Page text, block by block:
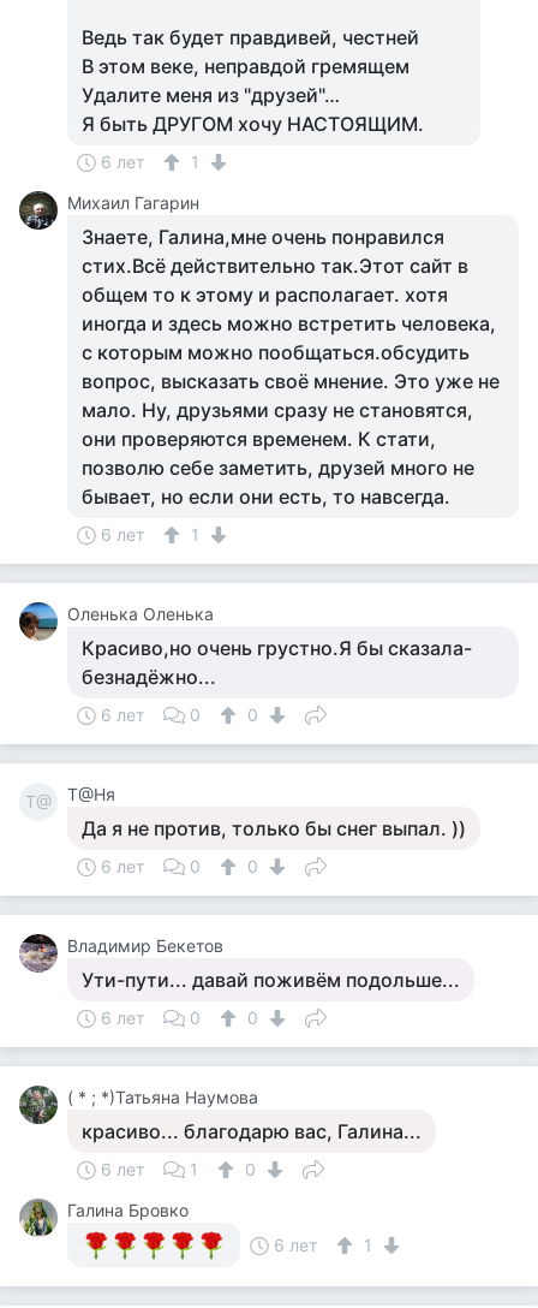
Ведь так будет правдивей, честней
В этом веке, неправдой гремящем
Удалите меня из "друзей"…
Я быть ДРУГОМ хочу НАСТОЯЩИМ.
6 лет
1
Михаил Гагарин
Знаете, Галина,мне очень понравился
стих.Всё действительно так.Этот сайт в
общем то к этому и располагает. хотя
иногда и здесь можно встретить человека,
с которым можно пообщаться.обсудить
вопрос, высказать своё мнение. Это уже не
мало. Ну, друзьями сразу не становятся,
они проверяются временем. К стати,
позволю себе заметить, друзей много не
бывает, но если они есть, то навсегда.
6 лет 1
Оленька Оленька
Красиво,но очень грустно.Я бы сказала-
безнадёжно...
6 лет 0 0
Т@ Т@Ня
Да я не против, только бы снег выпал. ))
6 лет 0 0
Владимир Бекетов
Ути-пути... давай поживём подольше...
6 лет 0 0
( * ; *)Татьяна Наумова
красиво... благодарю вас, Галина...
6 лет 1
0
Галина Бровко
6 лет
1